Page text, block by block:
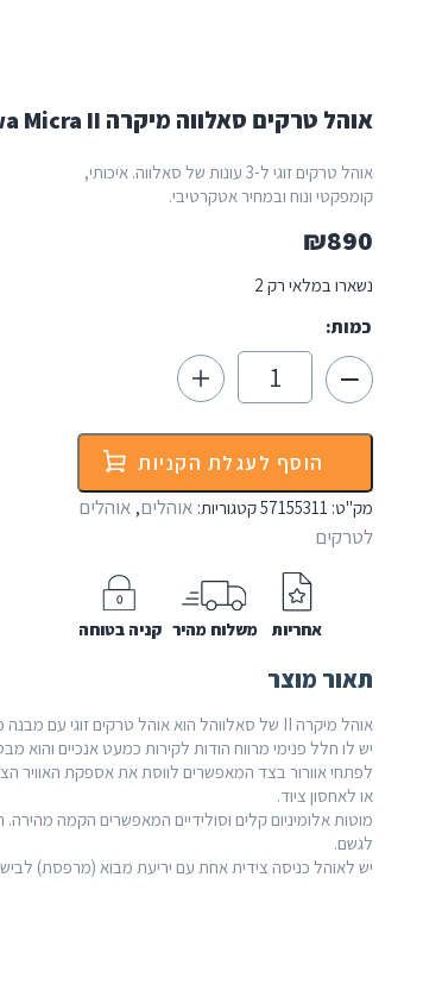
אוהל טרקים סאלווה מיקרה Salewa Micra II
אוהל טרקים זוגי ל-3 עונות של סאלווה. איכותי,
קומפקטי ונוח ובמחיר אטקרטיבי.
₪890
נשארו במלאי רק 2
כמות:
כמות
אוהל
טרקים
סאלווה
מיקרה
Salewa
Micra
II
הוסף לעגלת הקניות
מק"ט: 57155311קטגוריות: אוהלים, אוהלים
לטרקים
אחריות משלוח מהיר קניה בטוחה
תאור מוצר
אוהל מיקרה II של סאלווהל הוא אוהל טרקים זוגי עם
מבנה
יש לו חלל פנימי מרווח הודות לקירות כמעט אנכיים והוא
לפתחי אוורור בצד המאפשרים לווסת את אספקת האוויר
או לאחסון ציוד.
מוטות אלומיניום קלים וסולידיים המאפשרים הקמה מהירה.
לגשם.
יש לאוהל כניסה צידית אחת עם יריעת מבוא (מרפסת)